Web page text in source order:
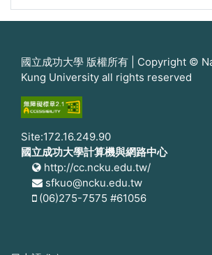
國立成功大學 版權所有 | Copyright ©
Kung University all rights reserved
Site:172.16.249.90
國立成功大學計算機與網路中心
http://cc.ncku.edu.tw/
sfkuo@ncku.edu.tw
(06)275-7575 #61056